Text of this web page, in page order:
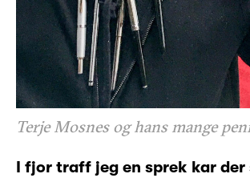
Terje Mosnes og hans mange
I fjor traff jeg en sprek kar der